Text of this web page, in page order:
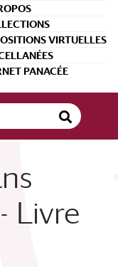
VIRTUELLES
PANACÉE
Livre